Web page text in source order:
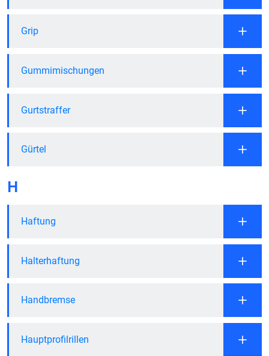
Grip
Gummimischungen
Gurtstraffer
Gürtel
H
Haftung
Halterhaftung
Handbremse
Hauptprofilrillen